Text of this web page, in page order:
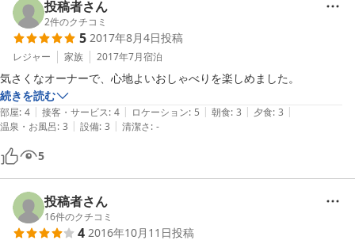
投稿者さん
2件のクチコミ
5 2017年8月4日投稿
レジャー 家族 2017年7月宿泊
気さくなオーナーで、心地よいおしゃべりを楽しめました。
続きを読む
部屋: 4 | 接客・サービス: 4 | ロケーション: 5 | 朝食: 3 | 夕食: 3 |
温泉・お風呂: 3 | 設備: 3 | 清潔さ: -
5
投稿者さん
16件のクチコミ
4 2016年10月11日投稿